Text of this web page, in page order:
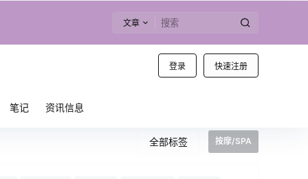
文章
登录 快速注册
笔记 资讯信息
全部标签 按摩/SPA